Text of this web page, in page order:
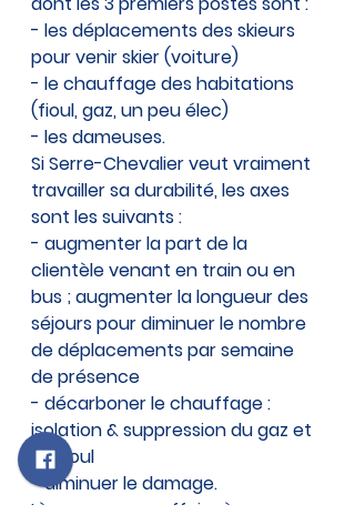
- les déplacements des skieurs
pour venir skier (voiture)
- le chauffage des habitations
(fioul, gaz, un peu élec)
- les dameuses.
Si Serre-Chevalier veut vraiment
travailler sa durabilité, les axes
sont les suivants :
- augmenter la part de la
clientèle venant en train ou en
bus ; augmenter la longueur des
séjours pour diminuer le nombre
de déplacements par semaine
de présence
- décarboner le chauffage :
isolation & suppression du gaz et
du fioul
- diminuer le damage.
Là, nous avons affaire à une pure